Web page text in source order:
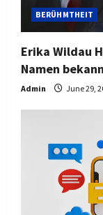
BERÜHMTHEIT
Erika Wildau
Namen
Admin June 29,